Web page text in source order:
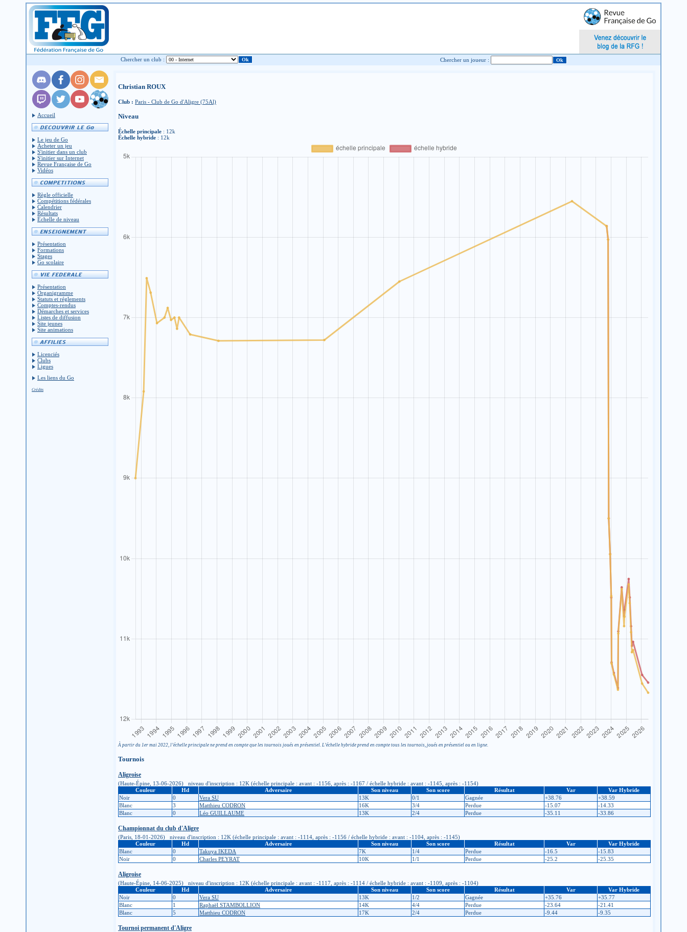
Chercher un club : Chercher un joueur :
Accueil
Le jeu de Go
Acheter un jeu
S'initier dans un club
S'initier sur Internet
Revue Française de Go
Vidéos
Règle officielle
Compétitions fédérales
Calendrier
Résultats
Échelle de niveau
Présentation
Formations
Stages
Go scolaire
Présentation
Organigramme
Statuts et réglements
Comptes-rendus
Démarches et services
Listes de diffusion
Site jeunes
Site animations
Licenciés
Clubs
Ligues
Les liens du Go
Crédits
Christian ROUX
Club : Paris - Club de Go d'Aligre (75Al)
Niveau
Échelle principale : 12k
Échelle hybride : 12k
À partir du 1er mai 2022, l’échelle principale ne prend en compte que les tournois joués en présentiel. L’échelle hybride prend en compte tous les tournois, joués en présentiel ou en ligne.
Tournois
Aligroise
(Haute-Épine, 13-06-2026) niveau d'inscription : 12K (échelle principale : avant : -1156, après : -1167 / échelle hybride : avant : -1145, après : -1154)
Couleur
Hd Adversaire Son niveau Son score Résultat Var
Var Hybride
Noir
0 Vera SU 13K 0/1 Gagnée +38.76
+38.59
Blanc
3 Matthieu CODRON 16K 3/4 Perdue -15.07
-14.33
Blanc
0 Léo GUILLAUME 13K 2/4 Perdue -35.11 -33.86
Championnat du club d'Aligre
(Paris, 18-01-2026) niveau d'inscription : 12K (échelle principale : avant : -1114, après : -1156 / échelle hybride : avant : -1104, après : -1145)
Couleur
Hd Adversaire Son niveau Son score Résultat Var
Var Hybride
Blanc
0 Takuya IKEDA 7K 1/4 Perdue -16.5
-15.83
Noir
0 Charles PEYRAT 10K 1/1 Perdue -25.2 -25.35
Aligroise
(Haute-Épine, 14-06-2025) niveau d'inscription : 12K (échelle principale : avant : -1117, après : -1114 / échelle hybride : avant : -1109, après : -1104)
Couleur
Hd Adversaire Son niveau Son score Résultat Var
Var Hybride
Noir
0 Vera SU 13K 1/2 Gagnée +35.76
+35.77
Blanc
1 Raphaël STAMBOLLION 14K 4/4 Perdue -23.64
-21.41
Blanc
5 Matthieu CODRON 17K 2/4 Perdue -9.44 -9.35
Tournoi permanent d'Aligre